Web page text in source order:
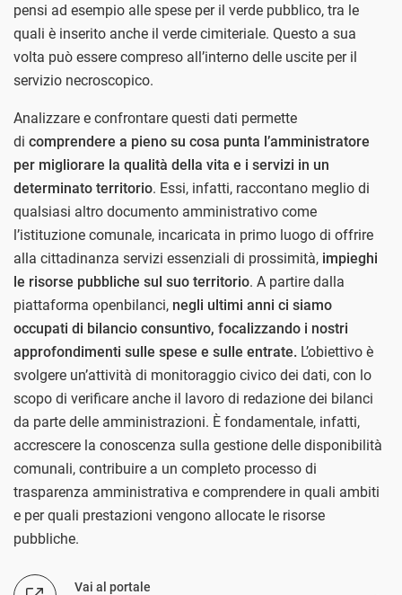
pensi ad esempio alle spese per il verde pubblico, tra le
quali è inserito anche il verde cimiteriale. Questo a sua
volta può essere compreso all’interno delle uscite per il
servizio necroscopico.
Analizzare e confrontare questi dati permette
di comprendere a pieno su cosa punta l’amministratore
per migliorare la qualità della vita e i servizi in un
determinato territorio. Essi, infatti, raccontano meglio di
qualsiasi altro documento amministrativo come
l’istituzione comunale, incaricata in primo luogo di offrire
alla cittadinanza servizi essenziali di prossimità, impieghi
le risorse pubbliche sul suo territorio. A partire dalla
piattaforma openbilanci, negli ultimi anni ci siamo
occupati di bilancio consuntivo, focalizzando i nostri
approfondimenti sulle spese e sulle entrate. L’obiettivo è
svolgere un’attività di monitoraggio civico dei dati, con lo
scopo di verificare anche il lavoro di redazione dei bilanci
da parte delle amministrazioni. È fondamentale, infatti,
accrescere la conoscenza sulla gestione delle disponibilità
comunali, contribuire a un completo processo di
trasparenza amministrativa e comprendere in quali ambiti
e per quali prestazioni vengono allocate le risorse
pubbliche.
Vai al portale